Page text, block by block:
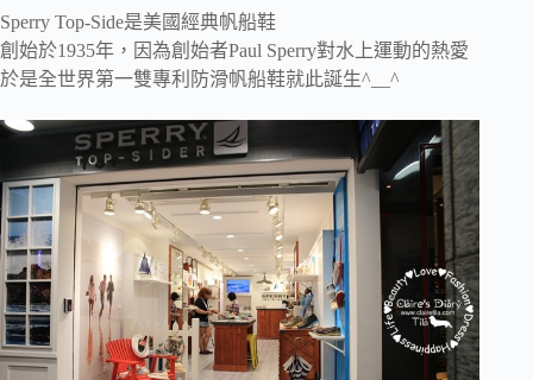
Sperry Top-Side是美國經典帆船鞋
創始於1935年，因為創始者Paul Sperry對水上運動的熱愛
於是全世界第一雙專利防滑帆船鞋就此誕生^__^